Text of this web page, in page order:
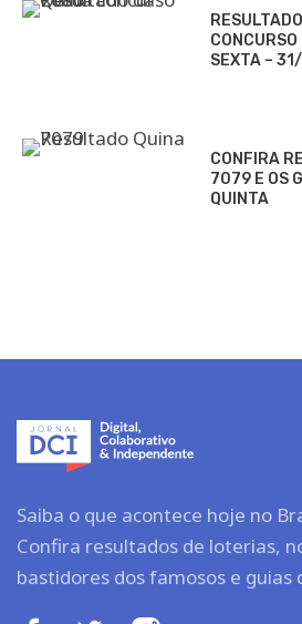
SEXTA –
CONFIRA
7079 E OS
QUINTA
Saiba o que acontece hoje no
Confira resultados de loterias,
bastidores dos famosos e guias